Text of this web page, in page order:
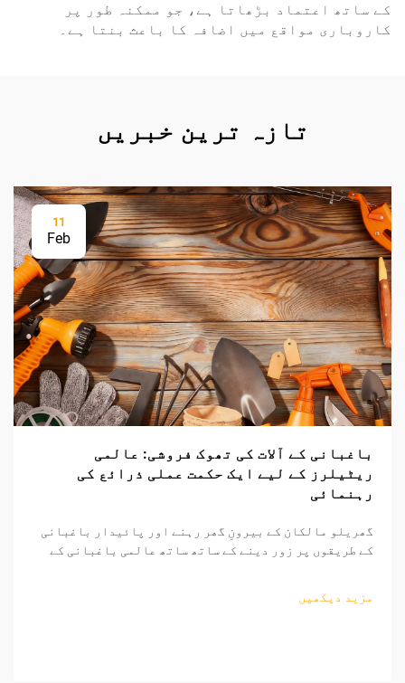
کے ساتھ اعتماد بڑھاتا ہے، جو ممکنہ طور پر
کاروباری مواقع میں اضافہ کا باعث بنتا ہے۔
تازہ ترین خبریں
11
Feb
باغبانی کے آلات کی تھوک فروشی: عالمی
ریٹیلرز کے لیے ایک حکمت عملی ذرائع کی
رہنمائی
گھریلو مالکان کے بیرونِ گھر رہنے اور پائیدار باغبانی
کے طریقوں پر زور دینے کے ساتھ ساتھ عالمی باغبانی کے
کے اوزار کی ذرائع کاری کی پیچیدگیوں کو سمجھنا...
مزید دیکھیں